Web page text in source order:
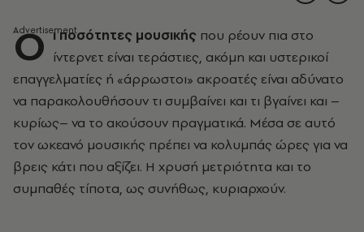
Ο ι ποσότητες μουσικής που ρέουν πια στο
ίντερνετ είναι τεράστιες, ακόμη και υστερικοί
επαγγελματίες ή «άρρωστοι» ακροατές είναι αδύνατο
να παρακολουθήσουν τι συμβαίνει και τι βγαίνει και –
κυρίως– να το ακούσουν πραγματικά. Μέσα σε αυτό
τον ωκεανό μουσικής πρέπει να κολυμπάς ώρες για να
βρεις κάτι που αξίζει. Η χρυσή μετριότητα και το
συμπαθές τίποτα, ως συνήθως, κυριαρχούν.